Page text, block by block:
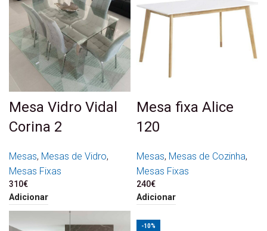
Mesa Vidro Vidal
Corina 2
Mesas, Mesas de Vidro,
Mesas Fixas
310€
Adicionar
Mesa fixa Alice
120
Mesas, Mesas de Cozinha,
Mesas Fixas
240€
Adicionar
-10%